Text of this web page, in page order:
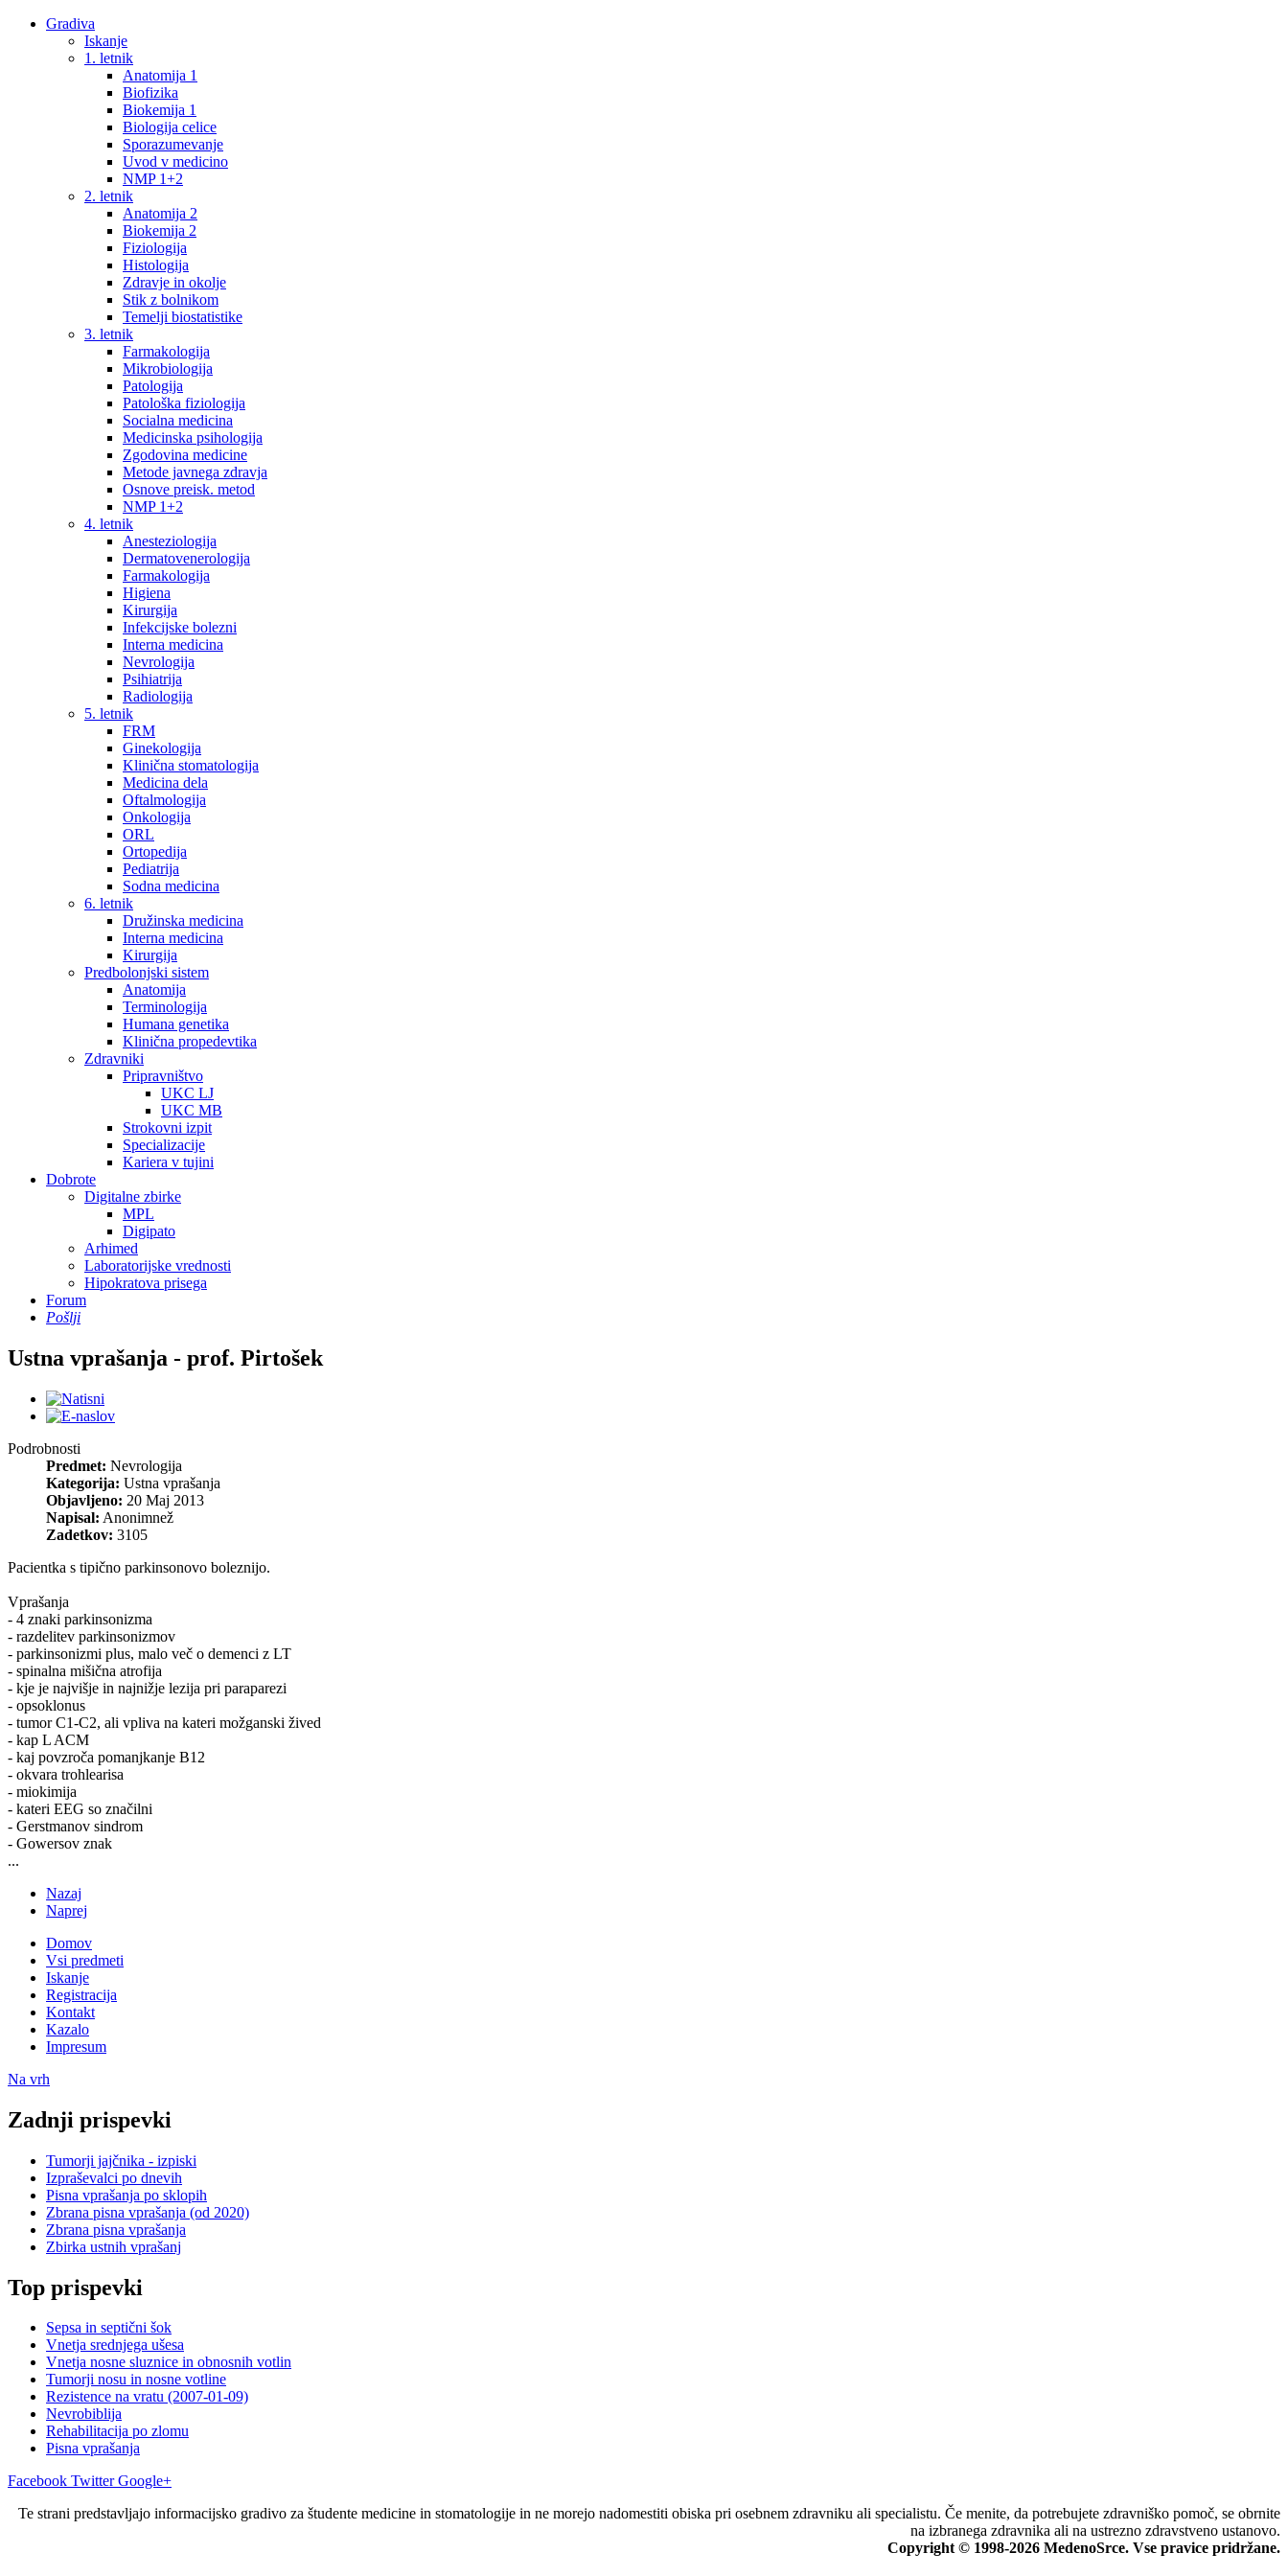
Gradiva
Iskanje
1. letnik
Anatomija 1
Biofizika
Biokemija 1
Biologija celice
Sporazumevanje
Uvod v medicino
NMP 1+2
2. letnik
Anatomija 2
Biokemija 2
Fiziologija
Histologija
Zdravje in okolje
Stik z bolnikom
Temelji biostatistike
3. letnik
Farmakologija
Mikrobiologija
Patologija
Patološka fiziologija
Socialna medicina
Medicinska psihologija
Zgodovina medicine
Metode javnega zdravja
Osnove preisk. metod
NMP 1+2
4. letnik
Anesteziologija
Dermatovenerologija
Farmakologija
Higiena
Kirurgija
Infekcijske bolezni
Interna medicina
Nevrologija
Psihiatrija
Radiologija
5. letnik
FRM
Ginekologija
Klinična stomatologija
Medicina dela
Oftalmologija
Onkologija
ORL
Ortopedija
Pediatrija
Sodna medicina
6. letnik
Družinska medicina
Interna medicina
Kirurgija
Predbolonjski sistem
Anatomija
Terminologija
Humana genetika
Klinična propedevtika
Zdravniki
Pripravništvo
UKC LJ
UKC MB
Strokovni izpit
Specializacije
Kariera v tujini
Dobrote
Digitalne zbirke
MPL
Digipato
Arhimed
Laboratorijske vrednosti
Hipokratova prisega
Forum
Pošlji
Ustna vprašanja - prof. Pirtošek
Podrobnosti
Predmet: Nevrologija
Kategorija: Ustna vprašanja
Objavljeno: 20 Maj 2013
Napisal: Anonimnež
Zadetkov: 3105
Pacientka s tipično parkinsonovo boleznijo.
Vprašanja
- 4 znaki parkinsonizma
- razdelitev parkinsonizmov
- parkinsonizmi plus, malo več o demenci z LT
- spinalna mišična atrofija
- kje je najvišje in najnižje lezija pri paraparezi
- opsoklonus
- tumor C1-C2, ali vpliva na kateri možganski žived
- kap L ACM
- kaj povzroča pomanjkanje B12
- okvara trohlearisa
- miokimija
- kateri EEG so značilni
- Gerstmanov sindrom
- Gowersov znak
...
Nazaj
Naprej
Domov
Vsi predmeti
Iskanje
Registracija
Kontakt
Kazalo
Impresum
Na vrh
Zadnji prispevki
Tumorji jajčnika - izpiski
Izpraševalci po dnevih
Pisna vprašanja po sklopih
Zbrana pisna vprašanja (od 2020)
Zbrana pisna vprašanja
Zbirka ustnih vprašanj
Top prispevki
Sepsa in septični šok
Vnetja srednjega ušesa
Vnetja nosne sluznice in obnosnih votlin
Tumorji nosu in nosne votline
Rezistence na vratu (2007-01-09)
Nevrobiblija
Rehabilitacija po zlomu
Pisna vprašanja
Facebook Twitter Google+
Te strani predstavljajo informacijsko gradivo za študente medicine in stomatologije in ne morejo nadomestiti obiska pri osebnem zdravniku ali specialistu. Če menite, da potrebujete zdravniško pomoč, se obrnite
na izbranega zdravnika ali na ustrezno zdravstveno ustanovo.
Copyright © 1998-2026 MedenoSrce. Vse pravice pridržane.